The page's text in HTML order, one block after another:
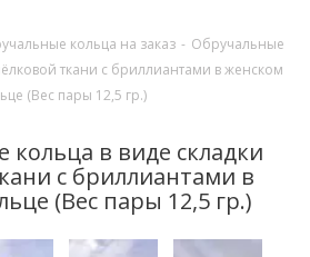
кольца на заказ - Обручальные
ткани с бриллиантами в женском
(Вес пары 12,5 гр.)
кольца в виде складки
с бриллиантами в
(Вес пары 12,5 гр.)